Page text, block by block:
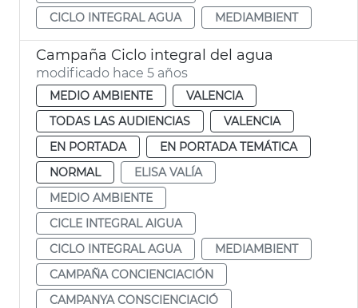
CICLO INTEGRAL AGUA
MEDIAMBIENT
Campaña Ciclo integral del agua
modificado hace 5 años
MEDIO AMBIENTE
VALENCIA
TODAS LAS AUDIENCIAS
VALENCIA
EN PORTADA
EN PORTADA TEMÁTICA
NORMAL
ELISA VALÍA
MEDIO AMBIENTE
CICLE INTEGRAL AIGUA
CICLO INTEGRAL AGUA
MEDIAMBIENT
CAMPAÑA CONCIENCIACIÓN
CAMPANYA CONSCIENCIACIÓ